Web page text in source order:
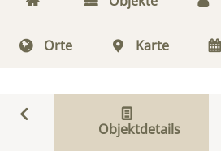
Orte Karte
Objektdetails